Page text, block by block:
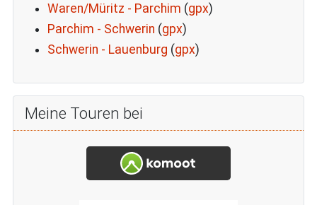
Waren/Müritz - Parchim (gpx)
Parchim - Schwerin (gpx)
Schwerin - Lauenburg (gpx)
Meine Touren bei